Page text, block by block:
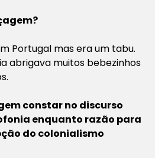
Portugal mas era um tabu.
abrigava muitos bebezinhos
constar no discurso
enquanto razão para
do colonialismo